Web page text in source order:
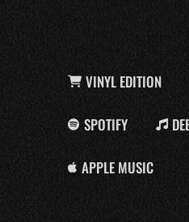
VINYL EDITION
SPOTIFY
APPLE MUSIC